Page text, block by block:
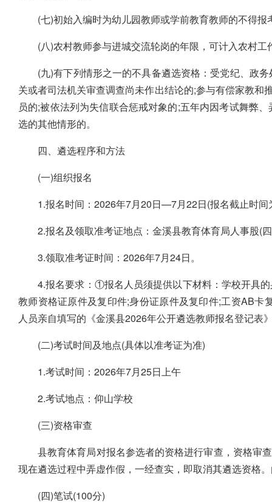
(七)初始入编时为幼儿园教师或学前教育教师的不得
(八)农村教师参与进城交流轮岗的年限，可计入农村工
(九)有下列情形之一的不具备遴选资格：受党纪、政
关或者司法机关审查调查尚未作出结论的;参与有偿家教和
员的;被依法列为失信联合惩戒对象的;五年内因考试舞弊
选的其他情形的。
四、遴选程序和方法
(一)组织报名
1.报名时间：2026年7月20日—7月22日(报名截止时间
2.报名及领取准考证地点：金溪县教育体育局人事股(
3.领取准考证时间：2026年7月24日。
4.报名要求：①报名人员须提供以下材料：学校开具
教师资格证原件及复印件;身份证原件及复印件;工资AB
人员亲自填写的《金溪县2026年公开遴选教师报名登记表
(二)考试时间及地点(具体以准考证为准)
1.考试时间：2026年7月25日上午
2.考试地点：仰山学校
(三)资格审查
县教育体育局对报名参选者的资格进行审查，资格审
现在遴选过程中弄虚作假，一经查实，即取消其遴选资格
(四)笔试(100分)